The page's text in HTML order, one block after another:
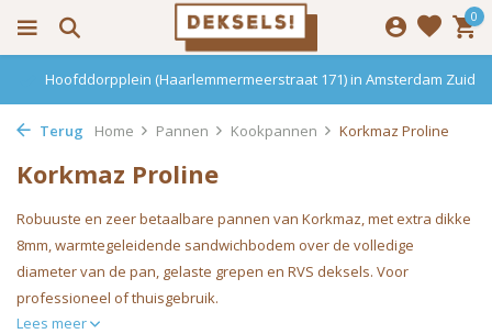
0
Hoofddorpplein (Haarlemmermeerstraat 171) in Amsterdam Zuid
Terug Home Pannen Kookpannen Korkmaz Proline
Korkmaz Proline
Robuuste en zeer betaalbare pannen van Korkmaz, met extra dikke
8mm, warmtegeleidende sandwichbodem over de volledige
diameter van de pan, gelaste grepen en RVS deksels. Voor
professioneel of thuisgebruik.
Lees meer